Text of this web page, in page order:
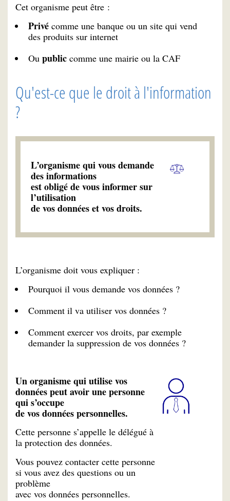
Cet organisme peut être :
Privé comme une banque ou un site qui vend
des produits sur internet
Ou public comme une mairie ou la CAF
Qu'est-ce que le droit à l'information
?
L’organisme qui vous demande
des informations
est obligé de vous informer sur
l’utilisation
de vos données et vos droits.
L’organisme doit vous expliquer :
Pourquoi il vous demande vos données ?
Comment il va utiliser vos données ?
Comment exercer vos droits, par exemple
demander la suppression de vos données ?
Un organisme qui utilise vos
données peut avoir une personne
qui s’occupe
de vos données personnelles.
Cette personne s’appelle le délégué à
la protection des données.
Vous pouvez contacter cette personne
si vous avez des questions ou un
problème
avec vos données personnelles.